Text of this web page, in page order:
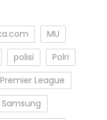
MU
polisi
Polri
Premier League
Samsung